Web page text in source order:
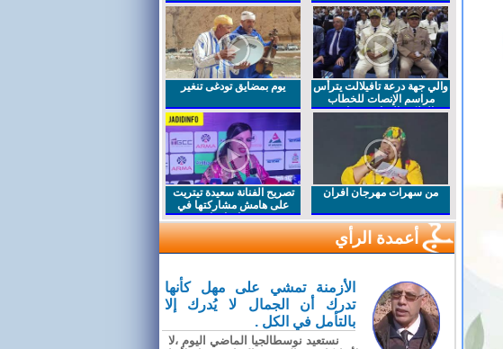
والي جهة درعة تافيلالت يترأس
مراسم الإنصات للخطاب
الملكي السامي بمناسبة
يوم بمضايق تودغى تنغير
من سهرات مهرجان افران
تصريح الفنانة سعيدة تيتريت
على هامش مشاركتها في
مهرجان افران
أعمدة الرأي
الأزمنة تمشي على مهل كأنها
تدرك أن الجمال لا يُدرك إلا
بالتأمل في الكل .
نستعيد نوسطالجيا الماضي اليوم ،لا